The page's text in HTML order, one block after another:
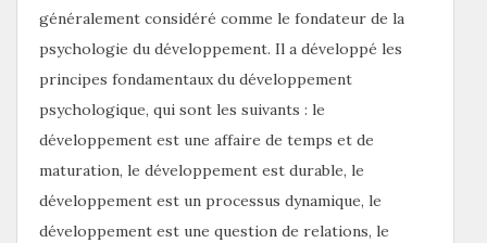
généralement considéré comme le fondateur de la
psychologie du développement. Il a développé les
principes fondamentaux du développement
psychologique, qui sont les suivants : le
développement est une affaire de temps et de
maturation, le développement est durable, le
développement est un processus dynamique, le
développement est une question de relations, le